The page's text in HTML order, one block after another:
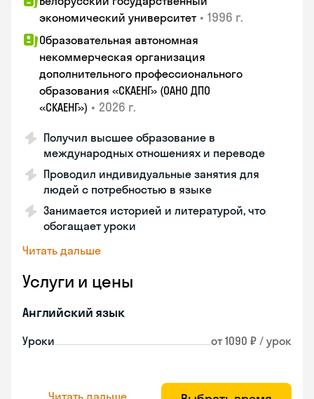
экономический университет • 1996 г.
Образовательная автономная
некоммерческая организация
дополнительного профессионального
образования «СКАЕНГ» (ОАНО ДПО
«СКАЕНГ») • 2026 г.
Получил высшее образование в
международных отношениях и переводе
Проводил индивидуальные занятия для
людей с потребностью в языке
Занимается историей и литературой, что
обогащает уроки
Читать дальше
Услуги и цены
Английский язык
Уроки от 1090 ₽ / урок
Читать дальше